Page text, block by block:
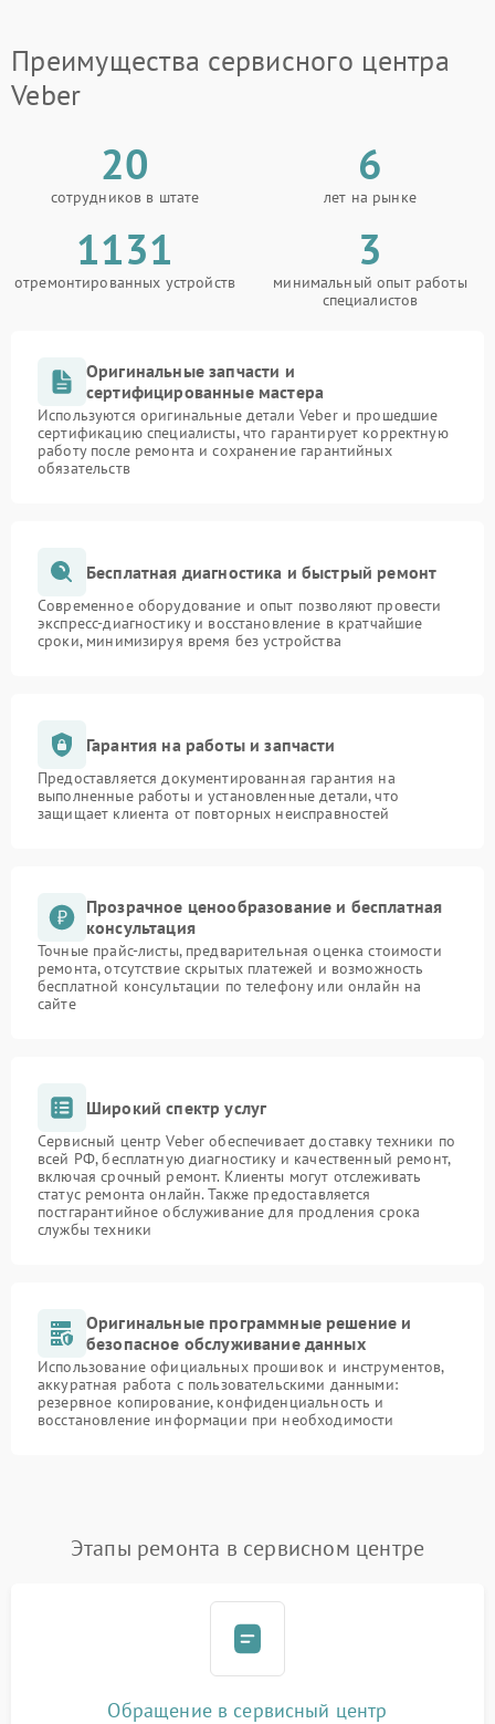
Преимущества сервисного центра
Veber
20
сотрудников в штате
6
лет на рынке
1131
отремонтированных устройств
3
минимальный опыт работы
специалистов
Оригинальные запчасти и
сертифицированные мастера
Используются оригинальные детали Veber и прошедшие
сертификацию специалисты, что гарантирует корректную
работу после ремонта и сохранение гарантийных
обязательств
Бесплатная диагностика и быстрый ремонт
Современное оборудование и опыт позволяют провести
экспресс-диагностику и восстановление в кратчайшие
сроки, минимизируя время без устройства
Гарантия на работы и запчасти
Предоставляется документированная гарантия на
выполненные работы и установленные детали, что
защищает клиента от повторных неисправностей
Прозрачное ценообразование и бесплатная
консультация
Точные прайс-листы, предварительная оценка стоимости
ремонта, отсутствие скрытых платежей и возможность
бесплатной консультации по телефону или онлайн на
сайте
Широкий спектр услуг
Сервисный центр Veber обеспечивает доставку техники по
всей РФ, бесплатную диагностику и качественный ремонт,
включая срочный ремонт. Клиенты могут отслеживать
статус ремонта онлайн. Также предоставляется
постгарантийное обслуживание для продления срока
службы техники
Оригинальные программные решение и
безопасное обслуживание данных
Использование официальных прошивок и инструментов,
аккуратная работа с пользовательскими данными:
резервное копирование, конфиденциальность и
восстановление информации при необходимости
Этапы ремонта в сервисном центре
Обращение в сервисный центр